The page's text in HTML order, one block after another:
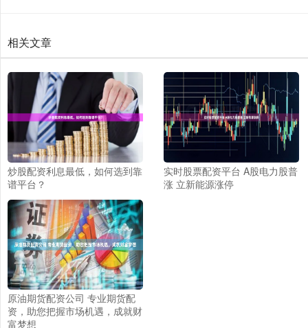
相关文章
炒股配资利息最低，如何选到靠
谱平台？
实时股票配资平台 A股电力股普
涨 立新能源涨停
原油期货配资公司 专业期货配
资，助您把握市场机遇，成就财
富梦想